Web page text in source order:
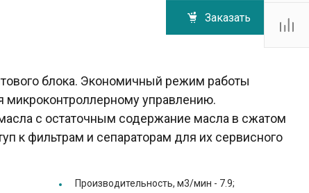
Заказать
блока. Экономичный режим работы
микроконтроллерному управлению.
с остаточным содержание масла в сжатом
к фильтрам и сепараторам для их сервисного
Производительность, м3/мин - 7.9;